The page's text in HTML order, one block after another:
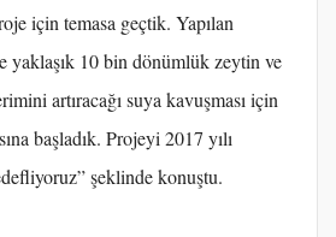
için temasa geçtik. Yapılan
yaklaşık 10 bin dönümlük zeytin ve
artıracağı suya kavuşması için
başladık. Projeyi 2017 yılı
şeklinde konuştu.